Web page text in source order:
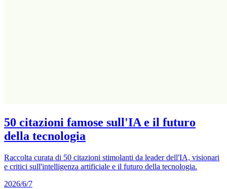
50 citazioni famose sull'IA e il futuro
della tecnologia
Raccolta curata di 50 citazioni stimolanti da leader dell'IA, visionari
e critici sull'intelligenza artificiale e il futuro della tecnologia.
2026/6/7